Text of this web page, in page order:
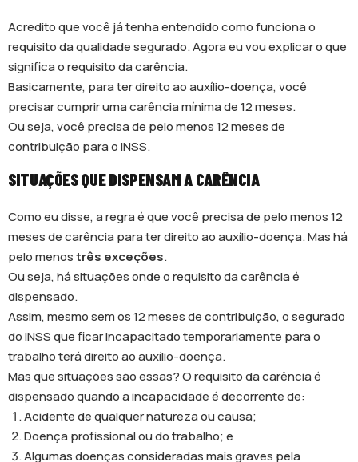
Acredito que você já tenha entendido como funciona o
requisito da qualidade segurado. Agora eu vou explicar o que
significa o requisito da carência.
Basicamente, para ter direito ao auxílio-doença, você
precisar cumprir uma carência mínima de 12 meses.
Ou seja, você precisa de pelo menos 12 meses de
contribuição para o INSS.
SITUAÇÕES QUE DISPENSAM A CARÊNCIA
Como eu disse, a regra é que você precisa de pelo menos 12
meses de carência para ter direito ao auxílio-doença. Mas há
pelo menostrês exceções.
Ou seja, há situações onde o requisito da carência é
dispensado.
Assim, mesmo sem os 12 meses de contribuição, o segurado
do INSS que ficar incapacitado temporariamente para o
trabalho terá direito ao auxílio-doença.
Mas que situações são essas? O requisito da carência é
dispensado quando a incapacidade é decorrente de:
Acidente de qualquer natureza ou causa;
Doença profissional ou do trabalho; e
Algumas doenças consideradas mais graves pela